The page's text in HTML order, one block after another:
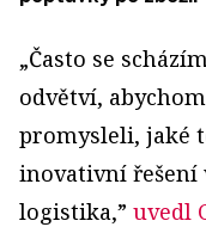
„Často se
odvětví,
promysleli, jaké
inovativní řešení
logistika,” uvedl